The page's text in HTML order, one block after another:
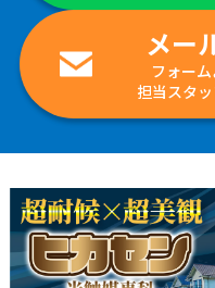
メー
フォー
担当スタ